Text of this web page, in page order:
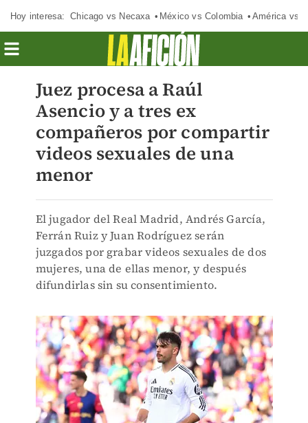
Hoy interesa: Chicago vs Necaxa México vs Colombia América vs
Juez procesa a Raúl
Asencio y a tres ex
compañeros por compartir
videos sexuales de una
menor
El jugador del Real Madrid, Andrés García,
Ferrán Ruiz y Juan Rodríguez serán
juzgados por grabar videos sexuales de dos
mujeres, una de ellas menor, y después
difundirlas sin su consentimiento.